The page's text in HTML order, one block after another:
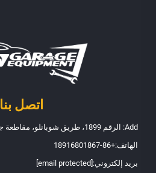
اتصل بنا
Add: الرقم 1899، طريق شوبانلو، مقاطعة جيادينغ، شنغهاي، الصين
الهاتف:+86-18916801867
بريد إلكتروني: